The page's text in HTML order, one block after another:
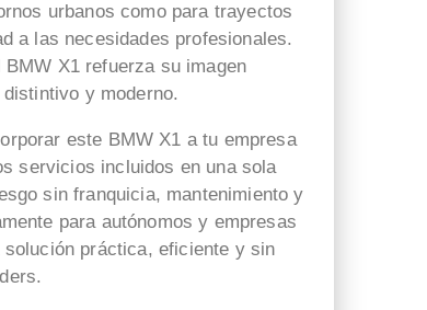
urbanos como para trayectos
a las necesidades profesionales.
X1 refuerza su imagen
y moderno.
este BMW X1 a tu empresa
servicios incluidos en una sola
sin franquicia, mantenimiento y
para autónomos y empresas
práctica, eficiente y sin
de rending,
todas hasta
contesta
una chica
el más pequeño
ni duda en todas
que le e echo.
fantástica